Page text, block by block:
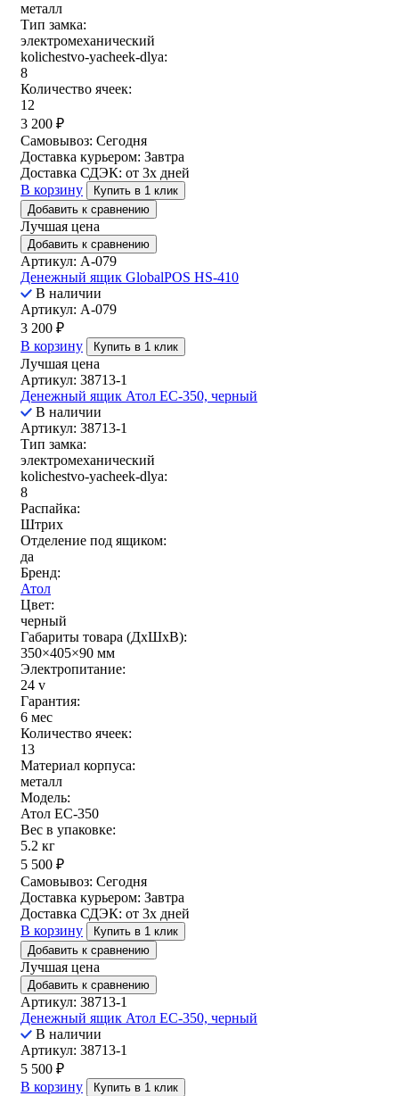
металл
Тип замка:
электромеханический
kolichestvo-yacheek-dlya:
8
Количество ячеек:
12
3 200 ₽
Самовывоз: Сегодня
Доставка курьером: Завтра
Доставка СДЭК: от 3х дней
В корзину
Купить в 1 клик
Добавить к сравнению
Лучшая цена
Добавить к сравнению
Артикул: A-079
Денежный ящик GlobalPOS HS-410
В наличии
Артикул: A-079
3 200 ₽
В корзину
Купить в 1 клик
Лучшая цена
Артикул: 38713-1
Денежный ящик Атол EC-350, черный
В наличии
Артикул: 38713-1
Тип замка:
электромеханический
kolichestvo-yacheek-dlya:
8
Распайка:
Штрих
Отделение под ящиком:
да
Бренд:
Атол
Цвет:
черный
Габариты товара (ДxШxВ):
350×405×90 мм
Электропитание:
24 v
Гарантия:
6 мес
Количество ячеек:
13
Материал корпуса:
металл
Модель:
Атол EC-350
Вес в упаковке:
5.2 кг
5 500 ₽
Самовывоз: Сегодня
Доставка курьером: Завтра
Доставка СДЭК: от 3х дней
В корзину
Купить в 1 клик
Добавить к сравнению
Лучшая цена
Добавить к сравнению
Артикул: 38713-1
Денежный ящик Атол EC-350, черный
В наличии
Артикул: 38713-1
5 500 ₽
В корзину
Купить в 1 клик